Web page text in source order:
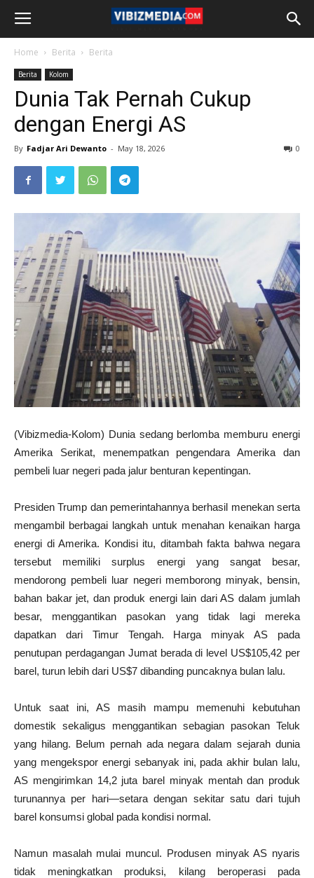
Home Berita Berita
Berita Kolom
Dunia Tak Pernah Cukup
dengan Energi AS
By Fadjar Ari Dewanto - May 18, 2026 0
(Vibizmedia-Kolom) Dunia sedang berlomba memburu energi
Amerika Serikat, menempatkan pengendara Amerika dan
pembeli luar negeri pada jalur benturan kepentingan.
Presiden Trump dan pemerintahannya berhasil menekan serta
mengambil berbagai langkah untuk menahan kenaikan harga
energi di Amerika. Kondisi itu, ditambah fakta bahwa negara
tersebut memiliki surplus energi yang sangat besar,
mendorong pembeli luar negeri memborong minyak, bensin,
bahan bakar jet, dan produk energi lain dari AS dalam jumlah
besar, menggantikan pasokan yang tidak lagi mereka
dapatkan dari Timur Tengah. Harga minyak AS pada
penutupan perdagangan Jumat berada di level US$105,42 per
barel, turun lebih dari US$7 dibanding puncaknya bulan lalu.
Untuk saat ini, AS masih mampu memenuhi kebutuhan
domestik sekaligus menggantikan sebagian pasokan Teluk
yang hilang. Belum pernah ada negara dalam sejarah dunia
yang mengekspor energi sebanyak ini, pada akhir bulan lalu,
AS mengirimkan 14,2 juta barel minyak mentah dan produk
turunannya per hari—setara dengan sekitar satu dari tujuh
barel konsumsi global pada kondisi normal.
Namun masalah mulai muncul. Produsen minyak AS nyaris
tidak meningkatkan produksi, kilang beroperasi pada